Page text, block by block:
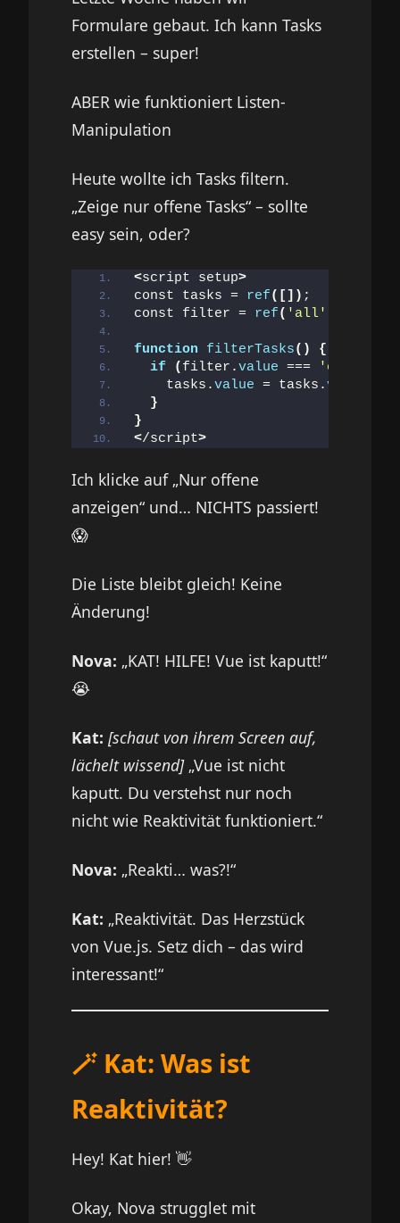
Formulare gebaut. Ich kann Tasks
erstellen – super!
ABER wie funktioniert Listen-
Manipulation
Heute wollte ich Tasks filtern.
„Zeige nur offene Tasks“ – sollte
easy sein, oder?
<script setup>
const tasks = ref([]) ;
const filter = ref( 'all'
function filterTasks()
{
if
( filter.value === 'open'
    tasks.
value = tasks.value
}
}
</script>
Ich klicke auf „Nur offene
anzeigen“ und… NICHTS passiert!
😱
Die Liste bleibt gleich! Keine
Änderung!
Nova: „KAT! HILFE! Vue ist kaputt!“
😭
Kat: [schaut von ihrem Screen auf,
lächelt wissend]„Vue ist nicht
kaputt. Du verstehst nur noch
nicht wie Reaktivität funktioniert.“
Nova: „Reakti… was?!“
Kat: „Reaktivität. Das Herzstück
von Vue.js. Setz dich – das wird
interessant!“
🪄 Kat: Was ist
Reaktivität?
Hey! Kat hier! 👋
Okay, Nova strugglet mit